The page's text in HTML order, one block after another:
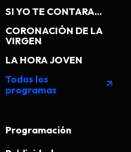
SI YO TE CONTARA...
CORONACIÓN DE LA
VIRGEN
LA HORA JOVEN
Todos los
programas
arrow_outward
Programación